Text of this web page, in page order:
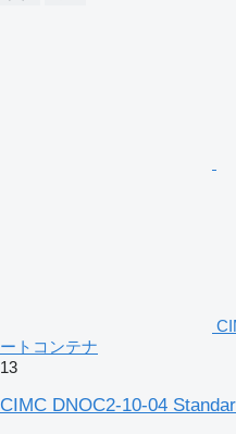
ートコンテナ
13
CIMC DNOC2-10-04